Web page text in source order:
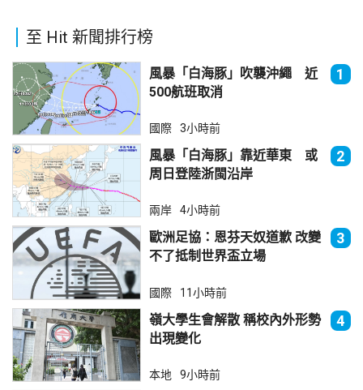
至 Hit 新聞排行榜
風暴「白海豚」吹襲沖繩 近
500航班取消
1
國際 3小時前
風暴「白海豚」靠近華東 或
周日登陸浙閩沿岸
2
兩岸 4小時前
歐洲足協：恩芬天奴道歉 改變
不了抵制世界盃立場
3
國際 11小時前
嶺大學生會解散 稱校內外形勢
出現變化
4
本地 9小時前